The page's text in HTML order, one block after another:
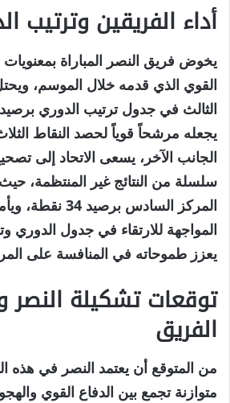
أداء الفريقين وترتيب
يخوض فريق النصر المباراة بمعنويات
القوي الذي قدمه خلال الموسم، ويحتل
يجعله مرشحاً قوياً لحصد النقاط
الجانب الآخر، يسعى الاتحاد إلى
سلسلة من النتائج غير المنتظمة،
المركز السادس
المواجهة للارتقاء في جدول الدوري
يعزز طموحاته في المنافسة على
توقعات تشكيلة
الفريق
من المتوقع أن يعتمد النصر في هذه
متوازنة تجمع بين الدفاع القوي